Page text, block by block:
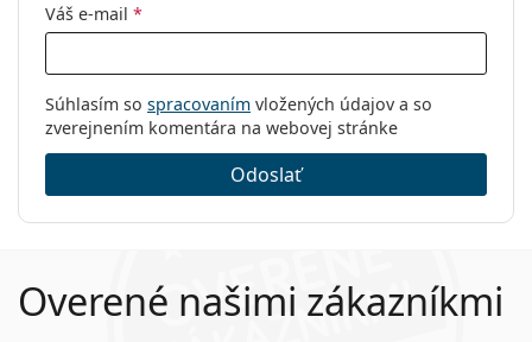
Váš e-mail *
Súhlasím so spracovaním vložených údajov a so
zverejnením komentára na webovej stránke
Odoslať
Overené našimi zákazníkmi